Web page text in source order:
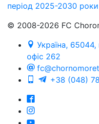
період 2025-2030 роки
© 2008-2026 FC
Україна,
офіс 262
+38 (048)